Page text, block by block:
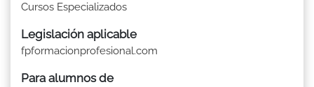
Cursos Especializados
Legislación aplicable
fpformacionprofesional.com
Para alumnos de